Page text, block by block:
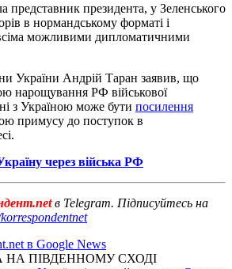
представник президента, у Зеленського
в нормандському форматі і
можливими дипломатичними
України Андрій Таран заявив, що
нарощування РФ військової
з Україною може бути посилення
примусу до поступок в
через війська РФ
в Telegram. Підписуйтесь на
в Google News
НА ПІВДЕННОМУ СХОДІ